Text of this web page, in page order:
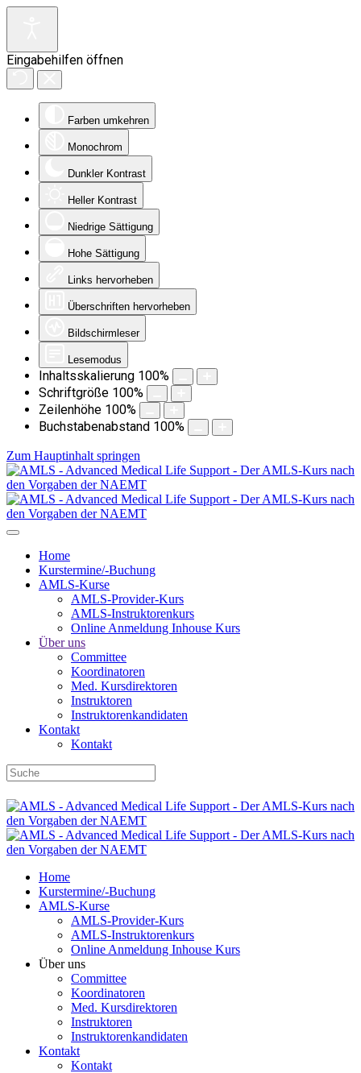
Eingabehilfen öffnen
Farben umkehren
Monochrom
Dunkler Kontrast
Heller Kontrast
Niedrige Sättigung
Hohe Sättigung
Links hervorheben
Überschriften hervorheben
Bildschirmleser
Lesemodus
Inhaltsskalierung 100%
Schriftgröße 100%
Zeilenhöhe 100%
Buchstabenabstand 100%
Zum Hauptinhalt springen
Home
Kurstermine/-Buchung
AMLS-Kurse
AMLS-Provider-Kurs
AMLS-Instruktorenkurs
Online Anmeldung Inhouse Kurs
Über uns
Committee
Koordinatoren
Med. Kursdirektoren
Instruktoren
Instruktorenkandidaten
Kontakt
Kontakt
Home
Kurstermine/-Buchung
AMLS-Kurse
AMLS-Provider-Kurs
AMLS-Instruktorenkurs
Online Anmeldung Inhouse Kurs
Über uns
Committee
Koordinatoren
Med. Kursdirektoren
Instruktoren
Instruktorenkandidaten
Kontakt
Kontakt